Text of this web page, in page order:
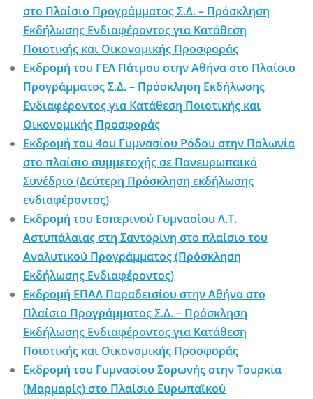
στο Πλαίσιο Προγράμματος Σ.Δ. – Πρόσκληση
Εκδήλωσης Ενδιαφέροντος για Κατάθεση
Ποιοτικής και Οικονομικής Προσφοράς
Εκδρομή του ΓΕΛ Πάτμου στην Αθήνα στο Πλαίσιο
Προγράμματος Σ.Δ. – Πρόσκληση Εκδήλωσης
Ενδιαφέροντος για Κατάθεση Ποιοτικής και
Οικονομικής Προσφοράς
Εκδρομή του 4ου Γυμνασίου Ρόδου στην Πολωνία
στο πλαίσιο συμμετοχής σε Πανευρωπαϊκό
Συνέδριο (Δεύτερη Πρόσκληση εκδήλωσης
ενδιαφέροντος)
Εκδρομή του Εσπερινού Γυμνασίου Λ.Τ.
Αστυπάλαιας στη Σαντορίνη στο πλαίσιο του
Αναλυτικού Προγράμματος (Πρόσκληση
Εκδήλωσης Ενδιαφέροντος)
Εκδρομή ΕΠΑΛ Παραδεισίου στην Αθήνα στο
Πλαίσιο Προγράμματος Σ.Δ. – Πρόσκληση
Εκδήλωσης Ενδιαφέροντος για Κατάθεση
Ποιοτικής και Οικονομικής Προσφοράς
Εκδρομή του Γυμνασίου Σορωνής στην Τουρκία
(Μαρμαρίς) στο Πλαίσιο Ευρωπαϊκού